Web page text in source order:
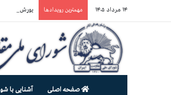
۱۴ مرداد ۱۴۰۵ مهمترین رویدادها یورش وحشیانه گارد
صفحه اصلی آشنایی با